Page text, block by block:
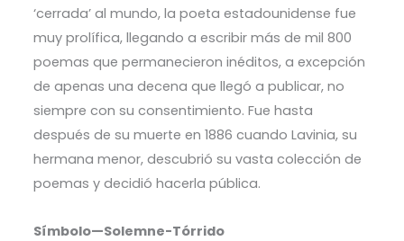
‘cerrada’ al mundo, la poeta estadounidense fue
muy prolífica, llegando a escribir más de mil 800
poemas que permanecieron inéditos, a excepción
de apenas una decena que llegó a publicar, no
siempre con su consentimiento. Fue hasta
después de su muerte en 1886 cuando Lavinia, su
hermana menor, descubrió su vasta colección de
poemas y decidió hacerla pública.
Símbolo—Solemne-Tórrido